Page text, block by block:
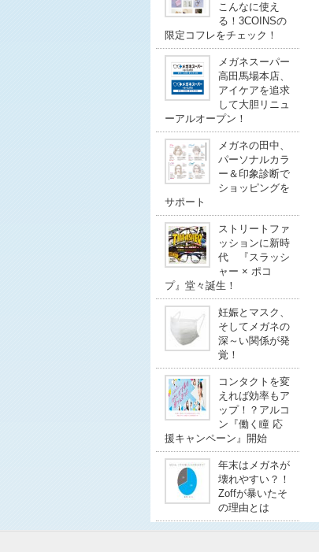
こんなに使え
る！3COINSの
限定コフレをチェック！
メガネスーパー
高田馬場本店、
アイケアを追求
して大胆リニュ
ーアルオープン！
メガネの田中、
パーソナルカラ
ー＆印象診断で
ショッピングを
サポート
ストリートファ
ッションに新時
代 『スラッシ
ャー × ポコ
プ』堂々誕生！
妊娠とマスク、
そしてメガネの
深～い関係が発
覚！
コンタクトを変
えれば効率もア
ップ！？アルコ
ン『働く瞳 応
援キャンペーン』開始
年末はメガネが
壊れやすい？！
Zoffが暴いたそ
の理由とは